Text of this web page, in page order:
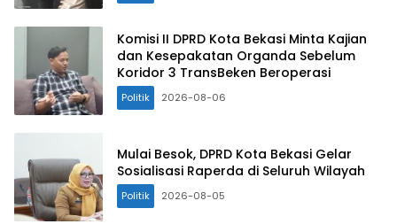
Komisi II DPRD Kota Bekasi Minta Kajian
dan Kesepakatan Organda Sebelum
Koridor 3 TransBeken Beroperasi
Politik 2026-08-06
Mulai Besok, DPRD Kota Bekasi Gelar
Sosialisasi Raperda di Seluruh Wilayah
Politik 2026-08-05